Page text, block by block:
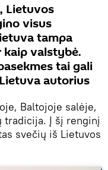
Lietuvos
visus
tampa
kaip valstybė.
tai gali
autorius
Baltojoje salėje,
tradicija. Į šį renginį
svečių iš Lietuvos